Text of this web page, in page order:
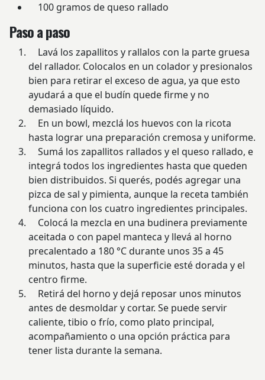
100 gramos de queso rallado
Paso a paso
Lavá los zapallitos y rallalos con la parte gruesa
del rallador. Colocalos en un colador y presionalos
bien para retirar el exceso de agua, ya que esto
ayudará a que el budín quede firme y no
demasiado líquido.
En un bowl, mezclá los huevos con la ricota
hasta lograr una preparación cremosa y uniforme.
Sumá los zapallitos rallados y el queso rallado, e
integrá todos los ingredientes hasta que queden
bien distribuidos. Si querés, podés agregar una
pizca de sal y pimienta, aunque la receta también
funciona con los cuatro ingredientes principales.
Colocá la mezcla en una budinera previamente
aceitada o con papel manteca y llevá al horno
precalentado a 180 °C durante unos 35 a 45
minutos, hasta que la superficie esté dorada y el
centro firme.
Retirá del horno y dejá reposar unos minutos
antes de desmoldar y cortar. Se puede servir
caliente, tibio o frío, como plato principal,
acompañamiento o una opción práctica para
tener lista durante la semana.